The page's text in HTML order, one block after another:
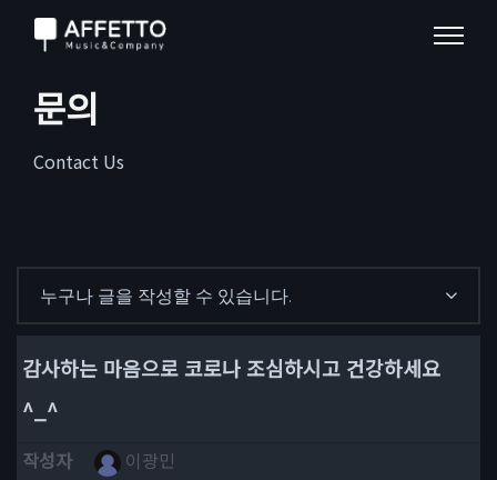
문의
Contact Us
누구나 글을 작성할 수 있습니다.
감사하는 마음으로 코로나 조심하시고 건강하세요
^_^
작성자
이광민